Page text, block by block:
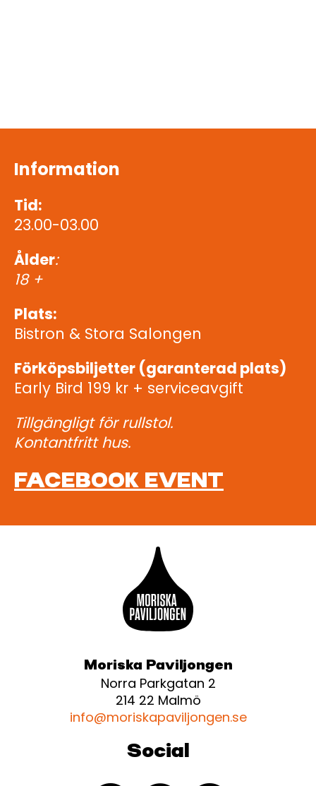
Information
Tid:
23.00-03.00
Ålder:
18 +
Plats:
Bistron & Stora Salongen
Förköpsbiljetter (garanterad plats)
Early Bird 199 kr + serviceavgift
Tillgängligt för rullstol.
Kontantfritt hus.
FACEBOOK EVENT
Moriska Paviljongen
Norra Parkgatan 2
214 22 Malmö
info@moriskapaviljongen.se
Social